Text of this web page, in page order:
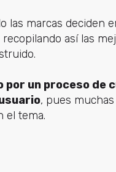
las marcas deciden
así las
un proceso de
, pues
el tema.